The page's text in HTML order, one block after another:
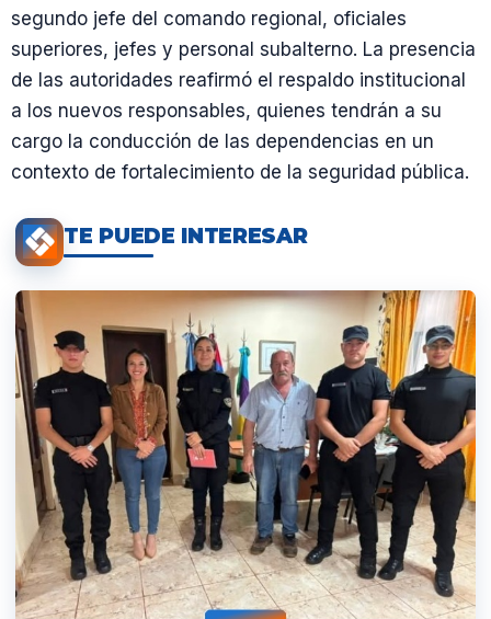
segundo jefe del comando regional, oficiales
superiores, jefes y personal subalterno. La presencia
de las autoridades reafirmó el respaldo institucional
a los nuevos responsables, quienes tendrán a su
cargo la conducción de las dependencias en un
contexto de fortalecimiento de la seguridad pública.
TE PUEDE INTERESAR